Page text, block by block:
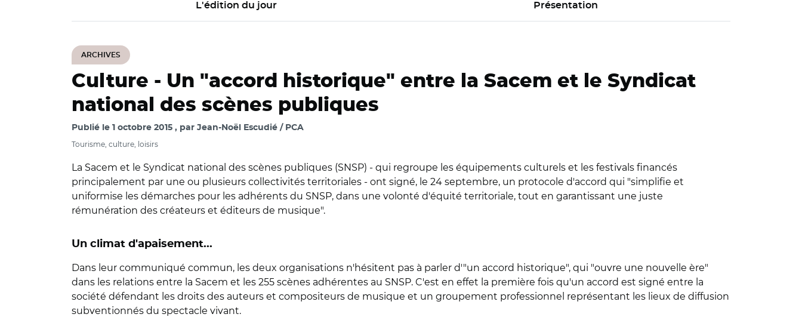
L'édition du jour Présentation
ARCHIVES
Culture - Un "accord historique" entre la Sacem et le Syndicat
national des scènes publiques
Publié le 1 octobre 2015 par Jean-Noël Escudié / PCA
Tourisme, culture, loisirs
La Sacem et le Syndicat national des scènes publiques (SNSP) - qui regroupe les équipements culturels et les festivals financés
principalement par une ou plusieurs collectivités territoriales - ont signé, le 24 septembre, un protocole d'accord qui "simplifie et
uniformise les démarches pour les adhérents du SNSP, dans une volonté d'équité territoriale, tout en garantissant une juste
rémunération des créateurs et éditeurs de musique".
Un climat d'apaisement...
Dans leur communiqué commun, les deux organisations n'hésitent pas à parler d'"un accord historique", qui "ouvre une nouvelle ère"
dans les relations entre la Sacem et les 255 scènes adhérentes au SNSP. C'est en effet la première fois qu'un accord est signé entre la
société défendant les droits des auteurs et compositeurs de musique et un groupement professionnel représentant les lieux de diffusion
subventionnés du spectacle vivant.